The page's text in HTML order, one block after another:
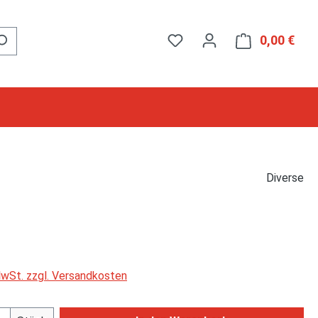
0,00 €
Diverse
zzgl. Versandkosten